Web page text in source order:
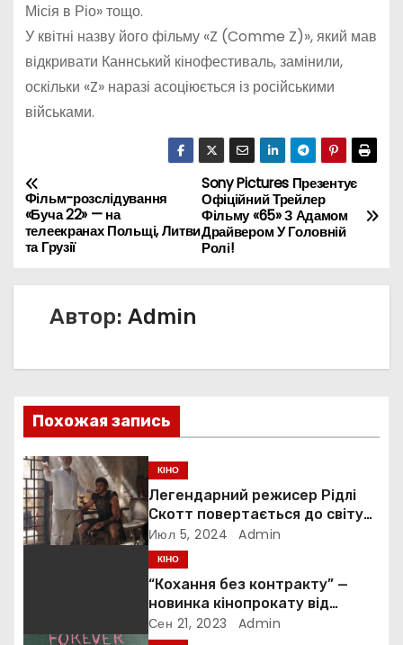
Місія в Ріо» тощо.
У квітні назву його фільму «Z (Comme Z)», який мав
відкривати Каннський кінофестиваль, замінили,
оскільки «Z» наразі асоціюється із російськими
військами.
Н
а
ц
и
я
п
Sony Pictures Презентує
Офіційний Трейлер
Фільму «65» З Адамом
Драйвером У Головній
Ролі!
Фільм-розслідування
«Буча 22» — на
телеекранах Польщі, Литви
та Грузії
Автор: Admin
Похожая запись
КІНО
Легендарний режисер Рідлі
Скотт повертається до світу
«Гладіатора»
Июл 5, 2024 Admin
КІНО
“Кохання без контракту” —
новинка кінопрокату від
українських виробників
Сен 21, 2023 Admin